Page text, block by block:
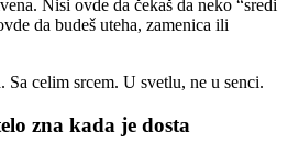
Nisi ovde da čekaš da neko “sredi
da budeš uteha, zamenica ili
Sa celim srcem. U svetlu, ne u senci.
zna kada je dosta